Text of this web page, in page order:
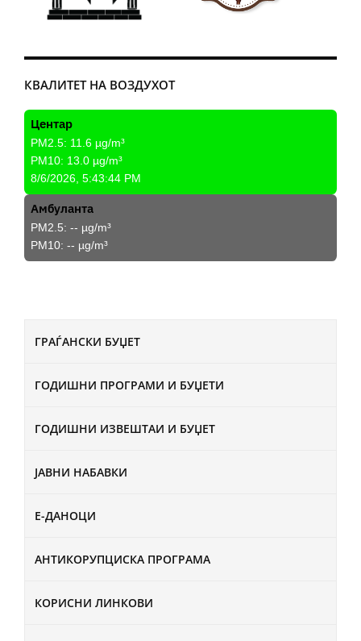
ГРАЃАНСКИ БУЏЕТ
ГОДИШНИ ПРОГРАМИ И БУЏЕТИ
ГОДИШНИ ИЗВЕШТАИ И БУЏЕТ
ЈАВНИ НАБАВКИ
Е-ДАНОЦИ
АНТИКОРУПЦИСКА ПРОГРАМА
КОРИСНИ ЛИНКОВИ
КВАЛИТЕТ НА ВОЗДУХОТ
Центар
PM2.5: 11.6 µg/m³
PM10: 13.0 µg/m³
8/6/2026, 5:43:44 PM
Амбуланта
PM2.5: -- µg/m³
PM10: -- µg/m³